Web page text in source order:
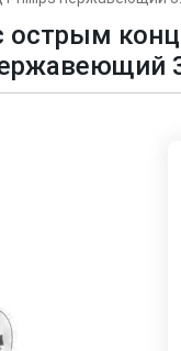
острым